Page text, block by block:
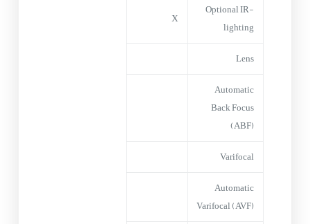
Optional IR-
lighting
X
Lens
Automatic
Back Focus
(ABF)
Varifocal
Automatic
Varifocal (AVF)